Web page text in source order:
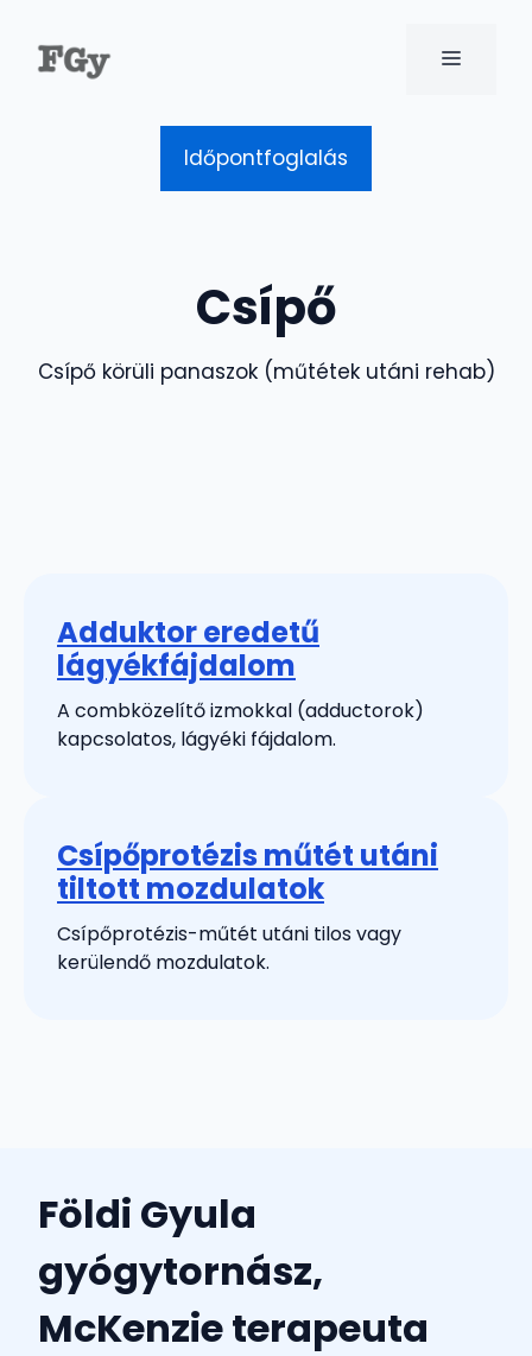
tartalomba
MENÜ
Időpontfoglalás
Csípő
Csípő körüli panaszok (műtétek utáni rehab)
Adduktor eredetű
lágyékfájdalom
A combközelítő izmokkal (adductorok)
kapcsolatos, lágyéki fájdalom.
Csípőprotézis műtét utáni
tiltott mozdulatok
Csípőprotézis-műtét utáni tilos vagy
kerülendő mozdulatok.
Földi Gyula
gyógytornász,
McKenzie terapeuta